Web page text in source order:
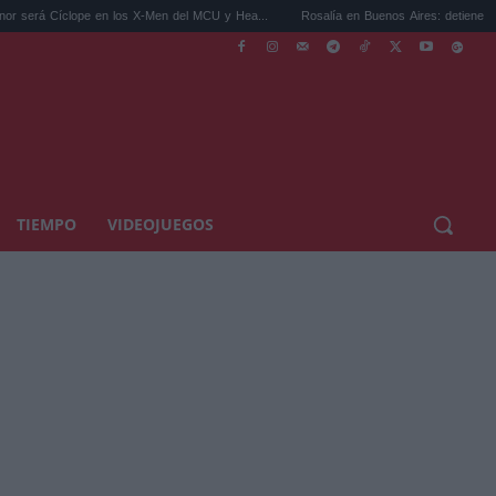
en los X-Men del MCU y Hea... Rosalía en Buenos Aires: detiene el tráfico y se
TIEMPO VIDEOJUEGOS